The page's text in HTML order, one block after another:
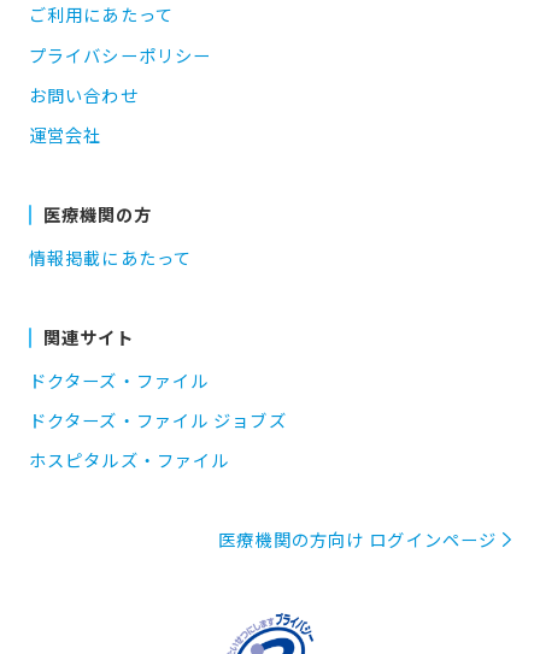
ご利用にあたって
プライバシーポリシー
お問い合わせ
運営会社
医療機関の方
情報掲載にあたって
関連サイト
ドクターズ・ファイル
ドクターズ・ファイル ジョブズ
ホスピタルズ・ファイル
医療機関の方向け ログインページ